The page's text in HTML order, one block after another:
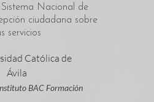
Nacional de
ciudadana sobre
servicios
BAC Formación